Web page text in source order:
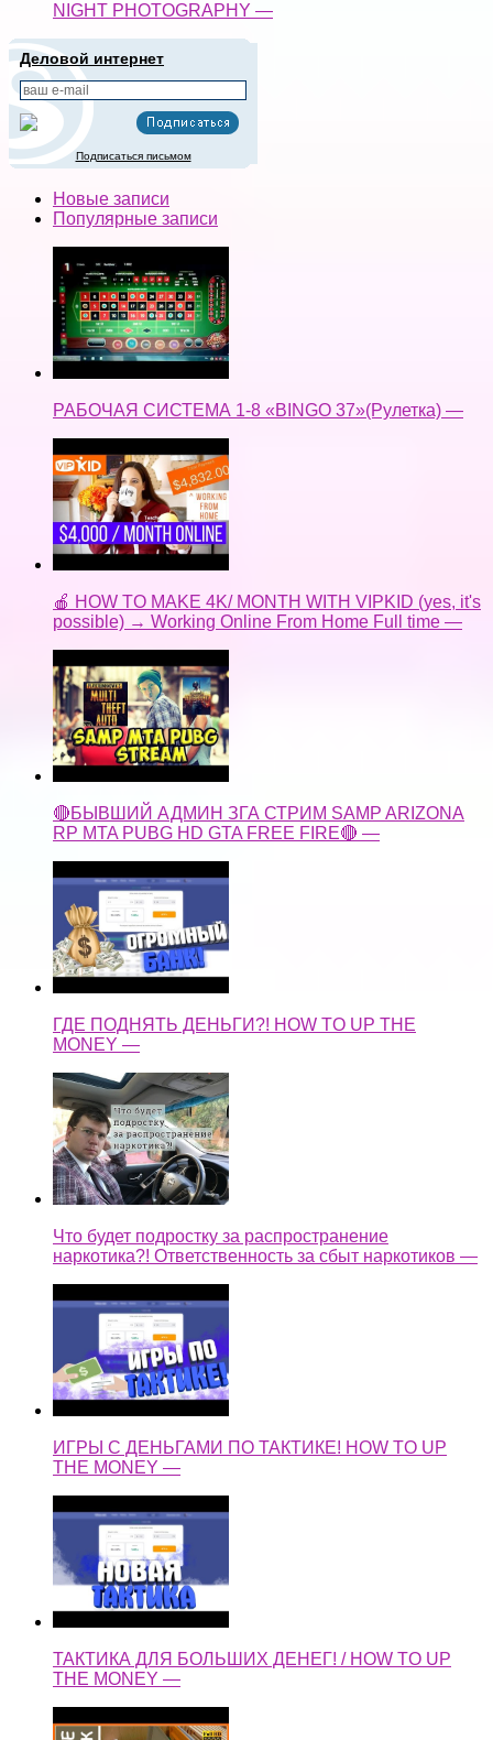
NIGHT PHOTOGRAPHY —
Деловой интернет
Подписаться письмом
Новые записи
Популярные записи
РАБОЧАЯ СИСТЕМА 1-8 «BINGO 37»(Рулетка) —
🍎 HOW TO MAKE 4K/ MONTH WITH VIPKID (yes, it's
possible) → Working Online From Home Full time —
🔴БЫВШИЙ АДМИН ЗГА СТРИМ SAMP ARIZONA
RP MTA PUBG HD GTA FREE FIRE🔴 —
ГДЕ ПОДНЯТЬ ДЕНЬГИ?! HOW TO UP THE
MONEY —
Что будет подростку за распространение
наркотика?! Ответственность за сбыт наркотиков —
ИГРЫ С ДЕНЬГАМИ ПО ТАКТИКЕ! HOW TO UP
THE MONEY —
ТАКТИКА ДЛЯ БОЛЬШИХ ДЕНЕГ! / HOW TO UP
THE MONEY —